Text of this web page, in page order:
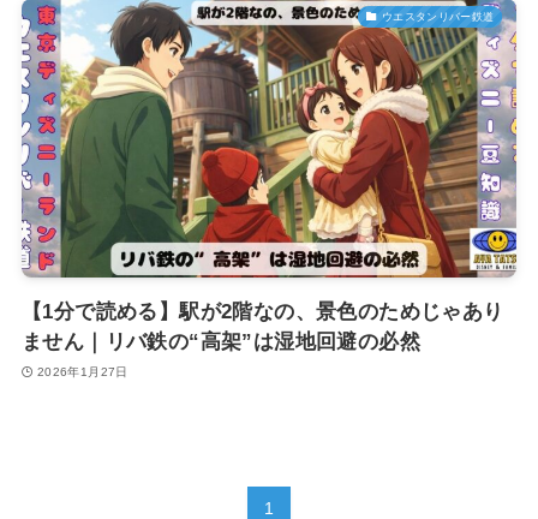
ウエスタンリバー鉄道
【1分で読める】駅が2階なの、景色のためじゃあり
ません｜リバ鉄の“高架”は湿地回避の必然
2026年1月27日
1